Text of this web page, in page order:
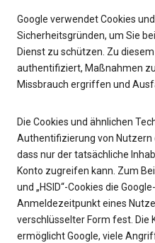
Google verwendet Cookies
Sicherheitsgründen, um Sie
Dienst zu schützen. Zu
authentifiziert, Maßnahmen
Missbrauch ergriffen und
Die Cookies und ähnlichen
Authentifizierung von
dass nur der tatsächliche
Konto zugreifen kann. Zum
und „HSID“-Cookies die
Anmeldezeitpunkt eines
verschlüsselter Form fest. Die
ermöglicht Google, viele